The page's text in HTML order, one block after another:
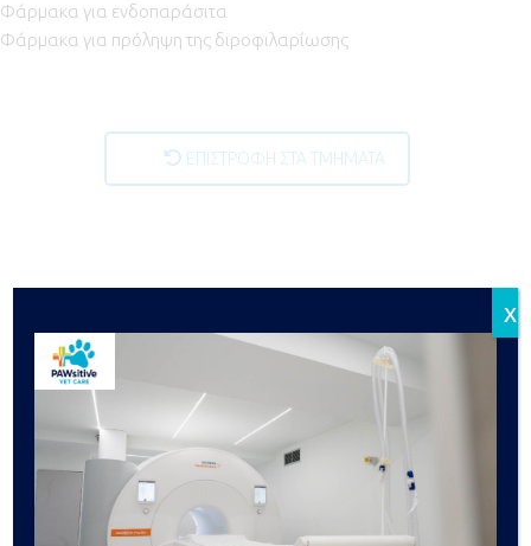
Φάρμακα για ενδοπαράσιτα
Φάρμακα για πρόληψη της διροφιλαρίωσης
ΕΠΙΣΤΡΟΦΗ ΣΤΑ ΤΜΗΜΑΤΑ
x